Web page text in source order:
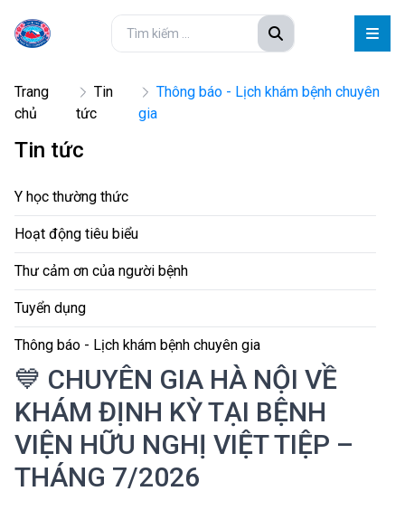
Trang
chủ
Tin
tức
Thông báo - Lịch khám bệnh chuyên
gia
Tin tức
Y học thường thức
Hoạt động tiêu biểu
Thư cảm ơn của người bệnh
Tuyển dụng
Thông báo - Lịch khám bệnh chuyên gia
💙 CHUYÊN GIA HÀ NỘI VỀ
KHÁM ĐỊNH KỲ TẠI BỆNH
VIỆN HỮU NGHỊ VIỆT TIỆP –
THÁNG 7/2026